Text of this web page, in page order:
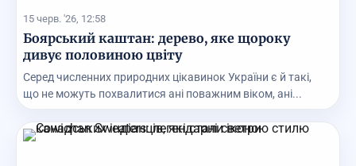
15 черв. '26, 12:58
Боярський каштан: дерево, яке щороку
дивує половиною цвіту
Серед численних природних цікавинок України є й такі,
що не можуть похвалитися ані поважним віком, ані...